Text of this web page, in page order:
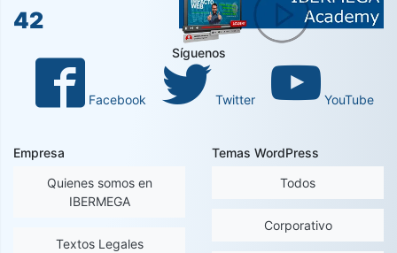
42
Síguenos
Facebook Twitter YouTube
Empresa
Quienes somos en
IBERMEGA
Textos Legales
Temas WordPress
Todos
Corporativo